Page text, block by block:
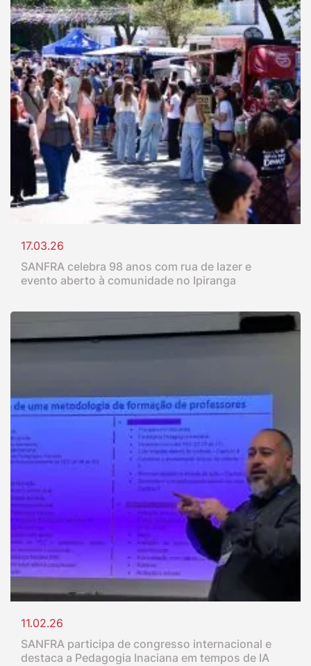
17.03.26
SANFRA celebra 98 anos com rua de lazer e
evento aberto à comunidade no Ipiranga
11.02.26
SANFRA participa de congresso internacional e
destaca a Pedagogia Inaciana em tempos de IA